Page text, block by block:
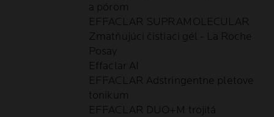
a pórom
EFFACLAR SUPRAMOLECULAR
Zmatňujúci čistiaci gél - La Roche
Posay
Effaclar AI
EFFACLAR Adstringentne pletove
tonikum
EFFACLAR DUO+M trojitá